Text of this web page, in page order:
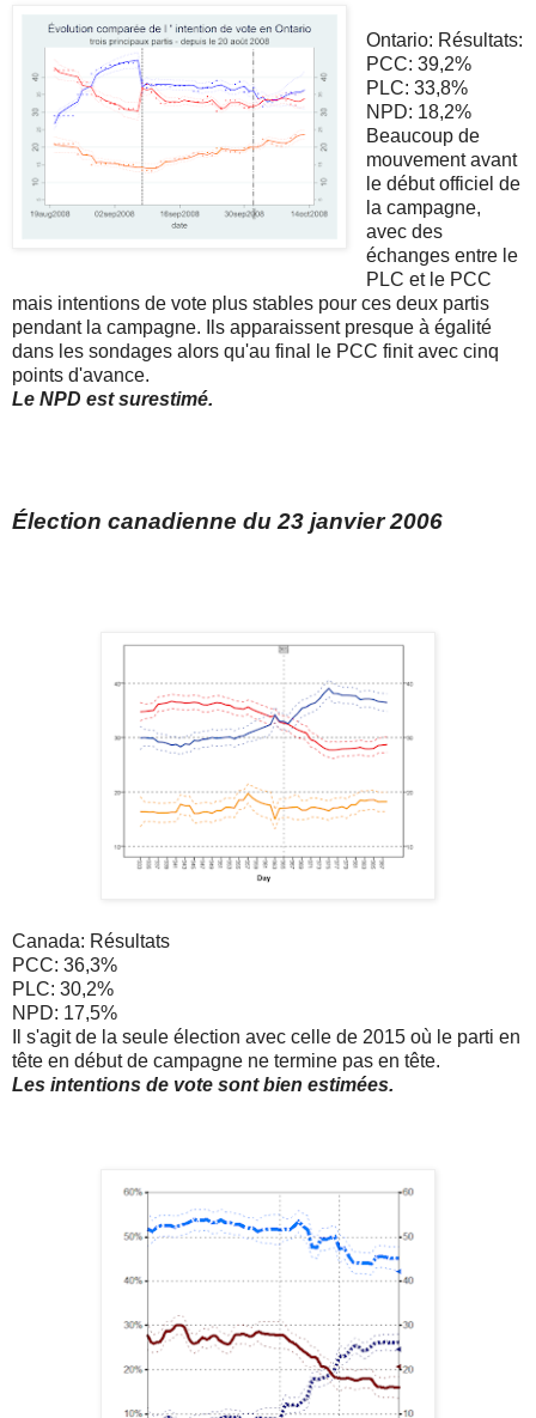
Ontario: Résultats:
PCC: 39,2%
PLC: 33,8%
NPD: 18,2%
Beaucoup de
mouvement avant
le début officiel de
la campagne,
avec des
échanges entre le
PLC et le PCC
mais intentions de vote plus stables pour ces deux partis
pendant la campagne. Ils apparaissent presque à égalité
dans les sondages alors qu'au final le PCC finit avec cinq
points d'avance.
Le NPD est surestimé.
Élection canadienne du 23 janvier 2006
Canada: Résultats
PCC: 36,3%
PLC: 30,2%
NPD: 17,5%
Il s'agit de la seule élection avec celle de 2015 où le parti en
tête en début de campagne ne termine pas en tête.
Les intentions de vote sont bien estimées.